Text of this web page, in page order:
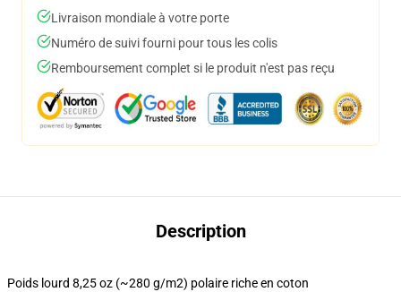
Livraison mondiale à votre porte
Numéro de suivi fourni pour tous les colis
Remboursement complet si le produit n'est pas reçu
Description
Poids lourd 8,25 oz (~280 g/m2) polaire riche en coton